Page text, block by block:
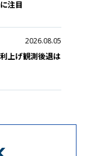
注目
2026.08.05
上げ観測後退は